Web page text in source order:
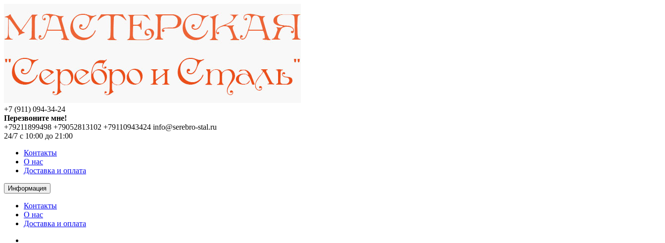
+7 (911) 094-34-24
Перезвоните мне!
+79211899498 +79052813102 +79110943424 info@serebro-stal.ru
24/7 с 10:00 до 21:00
Контакты
О нас
Доставка и оплата
Информация
Контакты
О нас
Доставка и оплата